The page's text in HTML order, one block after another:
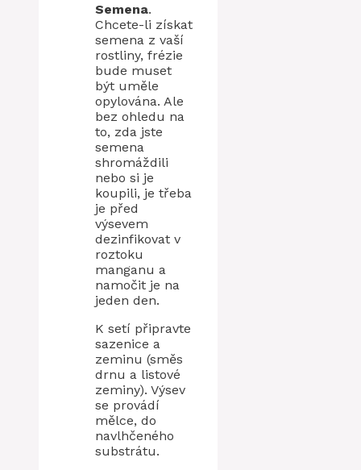
Semena.
Chcete-li získat
semena z vaší
rostliny, frézie
bude muset
být uměle
opylována. Ale
bez ohledu na
to, zda jste
semena
shromáždili
nebo si je
koupili, je třeba
je před
výsevem
dezinfikovat v
roztoku
manganu a
namočit je na
jeden den.
K setí připravte
sazenice a
zeminu (směs
drnu a listové
zeminy). Výsev
se provádí
mělce, do
navlhčeného
substrátu.